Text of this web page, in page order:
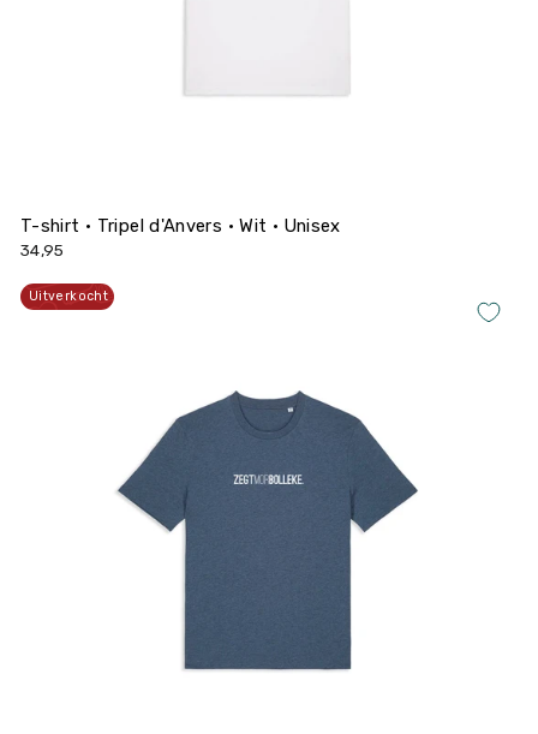
T-shirt • Tripel d'Anvers • Wit • Unisex
34,95
Uitverkocht